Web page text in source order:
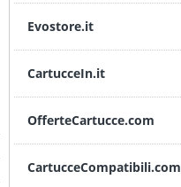
Evostore.it
CartucceIn.it
OfferteCartucce.com
CartucceCompatibili.com